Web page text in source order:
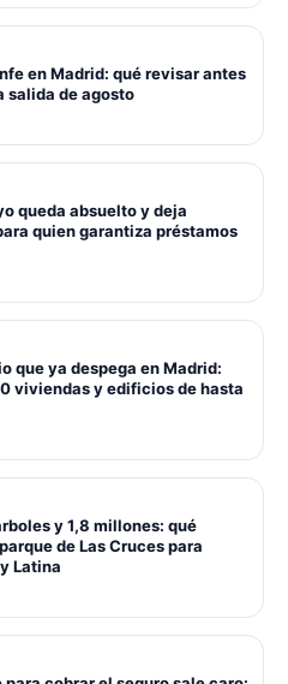
en Madrid: qué revisar antes
salida de agosto
queda absuelto y deja
quien garantiza préstamos
que ya despega en Madrid:
viviendas y edificios de hasta
y 1,8 millones: qué
de Las Cruces para
Latina